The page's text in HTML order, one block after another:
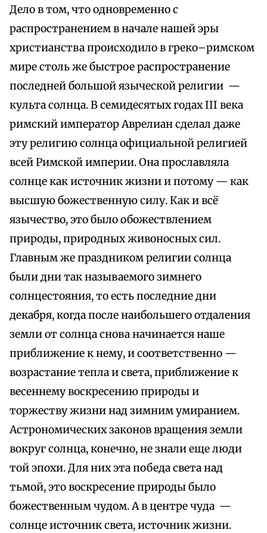
Дело в том, что одновременно с
распространением в начале нашей эры
христианства происходило в греко–римском
мире столь же быстрое распространение
последней большой языческой религии —
культа солнца. В семидесятых годах III века
римский император Аврелиан сделал даже
эту религию солнца официальной религией
всей Римской империи. Она прославляла
солнце как источник жизни и потому — как
высшую божественную силу. Как и всё
язычество, это было обожествлением
природы, природных живоносных сил.
Главным же праздником религии солнца
были дни так называемого зимнего
солнцестояния, то есть последние дни
декабря, когда после наибольшего отдаления
земли от солнца снова начинается наше
приближение к нему, и соответственно —
возрастание тепла и света, приближение к
весеннему воскресению природы и
торжеству жизни над зимним умиранием.
Астрономических законов вращения земли
вокруг солнца, конечно, не знали еще люди
той эпохи. Для них эта победа света над
тьмой, это воскресение природы было
божественным чудом. А в центре чуда —
солнце источник света, источник жизни.